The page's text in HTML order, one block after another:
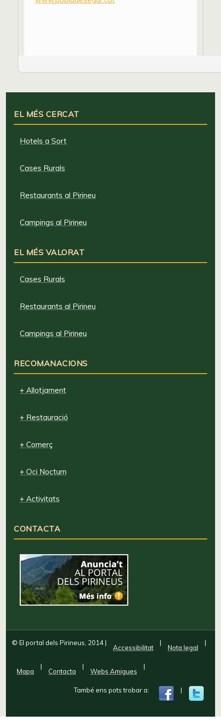
EL MÉS CERCAT
Hotels a Sort
Cases Rurals
Restaurants al Pirineu
Campings al Pirineu
EL MÉS VALORAT
Cases Rurals
Restaurants al Pirineu
Campings al Pirineu
RECOMANACIONS
+ Allotjament
+ Restauració
+ Comerç
+ Oci Nocturn
+ Activitats
CONTACTA
© El portal dels Pirineus, 2014|
Accessibilitat
|
Nota legal
|
Mapa
|
Contacta
|
Webs Amigues
|
També ens pots trobar a: |